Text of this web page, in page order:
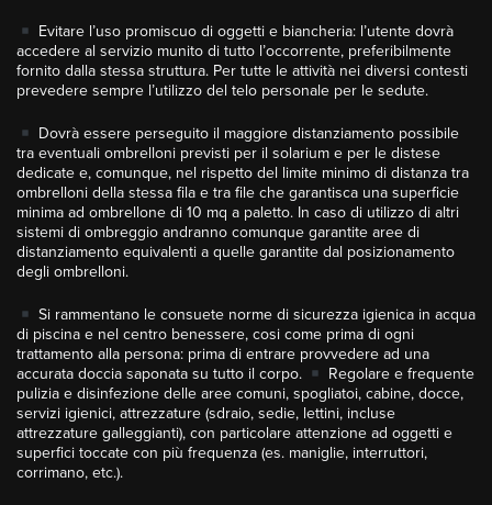
Evitare l’uso promiscuo di oggetti e biancheria: l’utente dovrà
accedere al servizio munito di tutto l’occorrente, preferibilmente
fornito dalla stessa struttura. Per tutte le attività nei diversi contesti
prevedere sempre l’utilizzo del telo personale per le sedute.
Dovrà essere perseguito il maggiore distanziamento possibile
tra eventuali ombrelloni previsti per il solarium e per le distese
dedicate e, comunque, nel rispetto del limite minimo di distanza tra
ombrelloni della stessa fila e tra file che garantisca una superficie
minima ad ombrellone di 10 mq a paletto. In caso di utilizzo di altri
sistemi di ombreggio andranno comunque garantite aree di
distanziamento equivalenti a quelle garantite dal posizionamento
degli ombrelloni.
Si rammentano le consuete norme di sicurezza igienica in acqua
di piscina e nel centro benessere, cosi come prima di ogni
trattamento alla persona: prima di entrare provvedere ad una
accurata doccia saponata su tutto il corpo.
Regolare e frequente
pulizia e disinfezione delle aree comuni, spogliatoi, cabine, docce,
servizi igienici, attrezzature (sdraio, sedie, lettini, incluse
attrezzature galleggianti), con particolare attenzione ad oggetti e
superfici toccate con più frequenza (es. maniglie, interruttori,
corrimano, etc.).